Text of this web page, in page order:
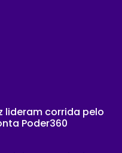
lideram corrida pelo
Poder360